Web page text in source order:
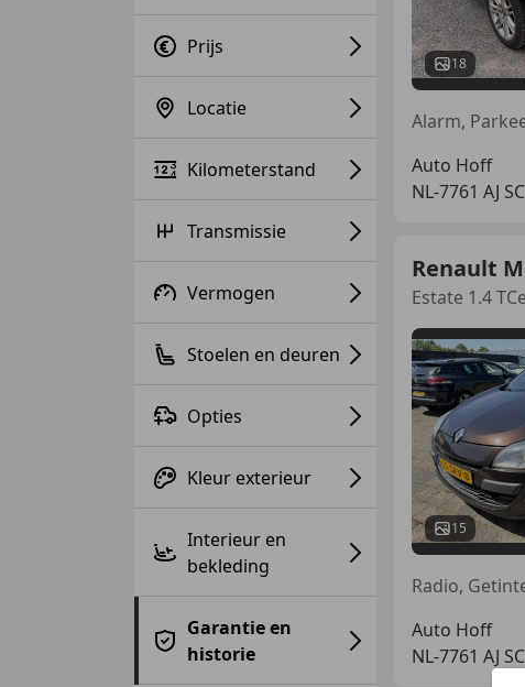
Prijs
Locatie
Kilometerstand
Transmissie
Vermogen
Stoelen en deuren
Opties
Kleur exterieur
Interieur en
bekleding
Garantie en
historie
18
Auto Hoff
NL-7761 AJ
Renault
Estate 1.4
15
Auto Hoff
NL-7761 AJ